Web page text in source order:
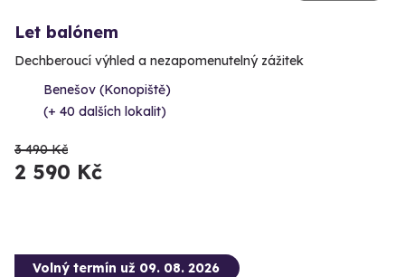
Let balónem
Dechberoucí výhled a nezapomenutelný zážitek
Benešov (Konopiště)
(+ 40 dalších lokalit)
3 490 Kč
2 590 Kč
Volný termín už 09. 08. 2026